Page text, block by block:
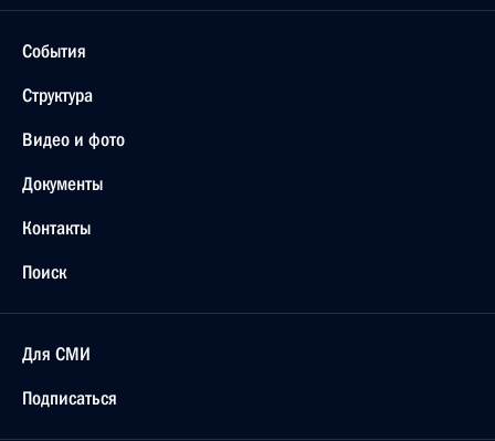
События
Структура
Видео и фото
Документы
Контакты
Поиск
Для СМИ
Подписаться